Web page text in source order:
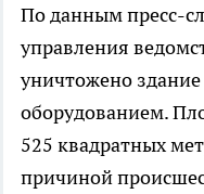
По данным пресс-
управления
уничтожено
оборудованием.
525 квадратных
причиной